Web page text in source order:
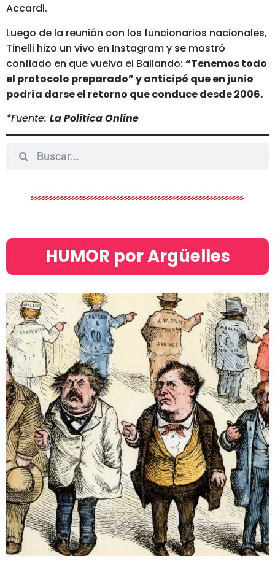
Accardi.
Luego de la reunión con los funcionarios nacionales,
Tinelli hizo un vivo en Instagram y se mostró
confiado en que vuelva el Bailando: “Tenemos todo
el protocolo preparado” y anticipó que en junio
podría darse el retorno que conduce desde 2006.
*Fuente: La Política Online
HUMOR por Argüelles​